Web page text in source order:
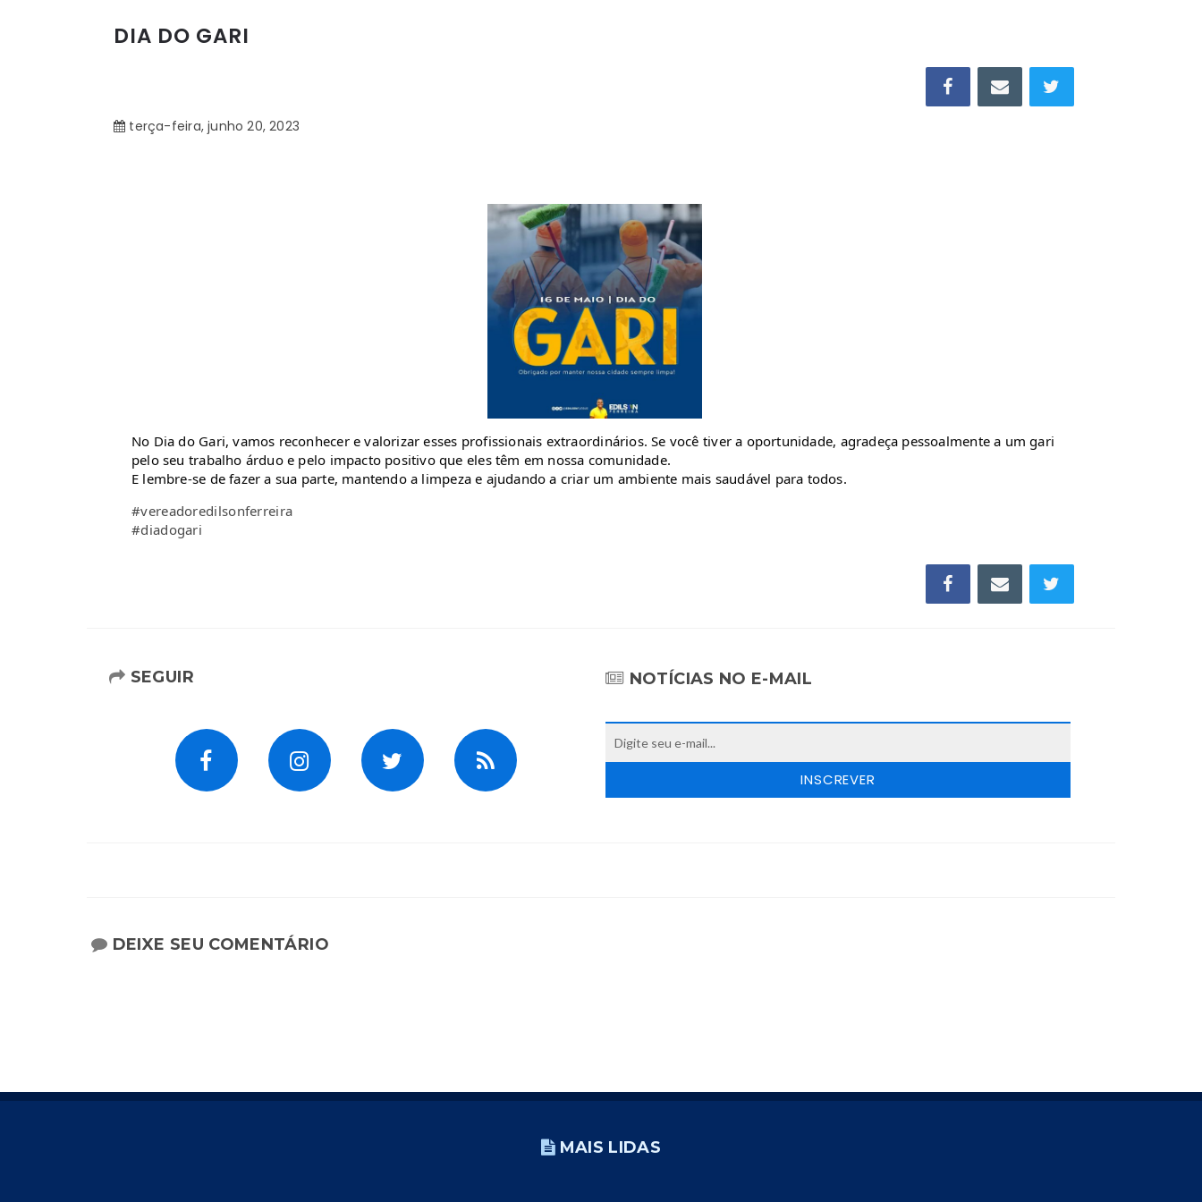
DIA DO GARI
terça-feira, junho 20, 2023
No Dia do Gari, vamos reconhecer e valorizar esses profissionais extraordinários. Se você tiver a oportunidade, agradeça pessoalmente a um gari
pelo seu trabalho árduo e pelo impacto positivo que eles têm em nossa comunidade.
E lembre-se de fazer a sua parte, mantendo a limpeza e ajudando a criar um ambiente mais saudável para todos.
#vereadoredilsonferreira
#diadogari
SEGUIR NOTÍCIAS NO E-MAIL
DEIXE SEU COMENTÁRIO
MAIS LIDAS